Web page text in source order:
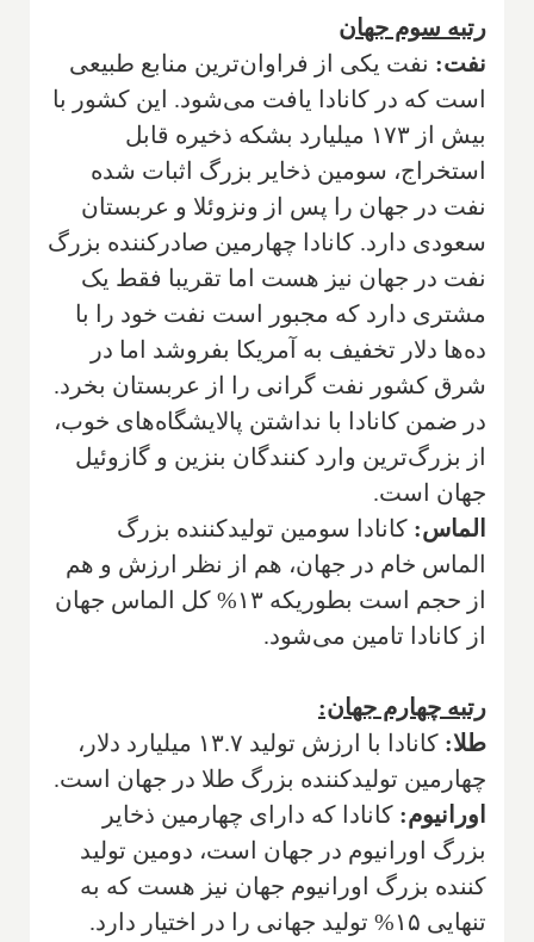
رتبه سوم جهان
نفت: نفت یکی از فراوان‌ترین منابع طبیعی
است که در کانادا یافت می‌شود. این کشور با
بیش از ۱۷۳ میلیارد بشکه ذخیره قابل
استخراج، سومین ذخایر بزرگ اثبات شده
نفت در جهان را پس از ونزوئلا و عربستان
سعودی دارد. کانادا چهارمین صادرکننده بزرگ
نفت در جهان نیز هست اما تقریبا فقط یک
مشتری دارد که مجبور است نفت خود را با
ده‌ها دلار تخفیف به آمریکا بفروشد اما در
شرق کشور نفت گرانی را از عربستان بخرد.
در ضمن کانادا با نداشتن پالایشگاه‌های خوب،
از بزرگ‌ترین وارد کنندگان بنزین و گازوئیل
جهان است.
الماس: کانادا سومین تولیدکننده بزرگ
الماس خام در جهان، هم از نظر ارزش و هم
از حجم است بطوریکه ۱۳% کل الماس جهان
از کانادا تامین می‌شود.
رتبه چهارم جهان:
طلا:
کانادا با ارزش تولید ۱۳.۷ میلیارد دلار،
چهارمین تولیدکننده بزرگ طلا در جهان است.
اورانیوم: کانادا که دارای چهارمین ذخایر
بزرگ اورانیوم در جهان است، دومین تولید
کننده بزرگ اورانیوم جهان نیز هست که به
تنهایی ۱۵% تولید جهانی را در اختیار دارد.